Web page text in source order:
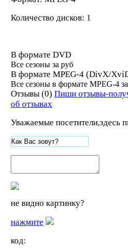
Количество дисков: 1
В формате DVD
Все сезоны за руб
В формате MPEG-4 (DivX/
Все сезоны в формате MPEG-4
Отзывы (0) Пиши отзывы-
об отзывах
Уважаемые посетители,здесь
не видно картинку?
нажмите
код: